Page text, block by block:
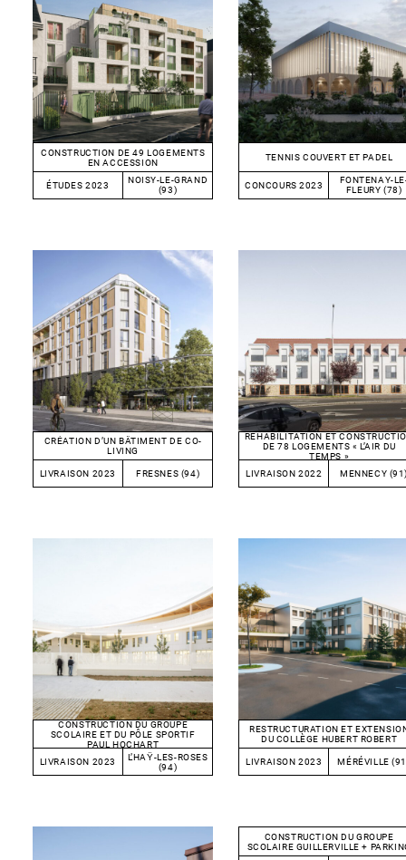
CONSTRUCTION DE 49 LOGEMENTS
EN ACCESSION
ÉTUDES 2023
NOISY-LE-GRAND
(93)
TENNIS COUVERT ET PADEL
CONCOURS 2023
FONTENAY-
FLEURY (78)
CRÉATION D’UN BÂTIMENT DE CO-
LIVING
LIVRAISON 2023 FRESNES (94)
RÉHABILITATION ET
DE 78 LOGEMENTS « L’AIR DU
TEMPS »
LIVRAISON 2022
MENNECY
CONSTRUCTION DU GROUPE
SCOLAIRE ET DU PÔLE SPORTIF
PAUL HOCHART
LIVRAISON 2023
L’HAŸ-LES-ROSES
(94)
RESTRUCTURATION ET
DU COLLÈGE HUBERT ROBERT
LIVRAISON 2023 MÉRÉVILLE
CONSTRUCTION DU GROUPE
SCOLAIRE GUILLERVILLE +